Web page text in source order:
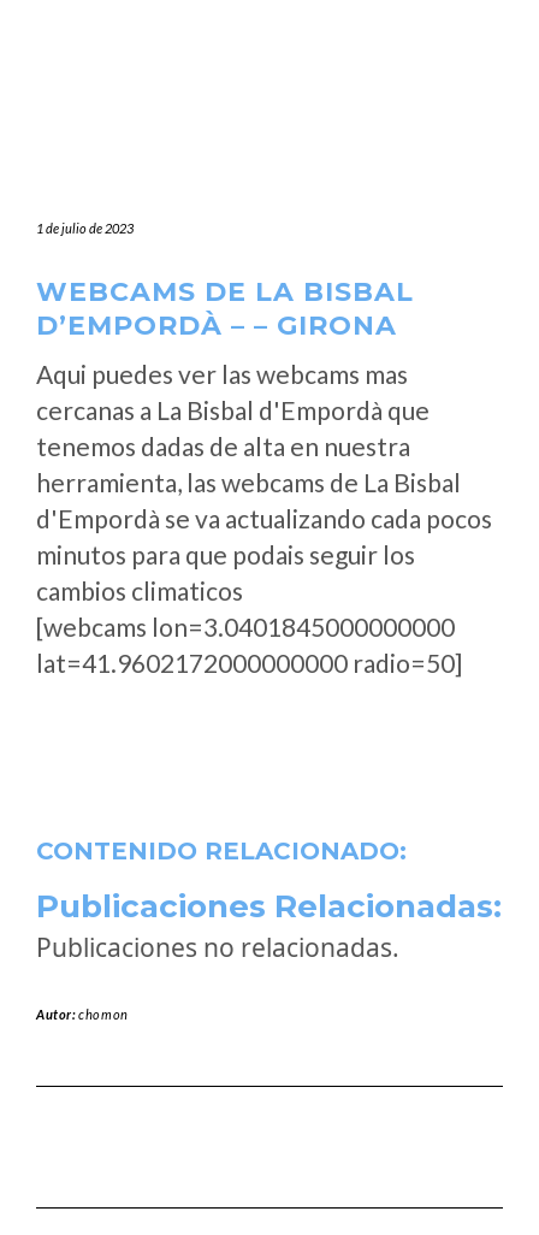
1 de julio de 2023
WEBCAMS DE LA BISBAL
D’EMPORDÀ – – GIRONA
Aqui puedes ver las webcams mas
cercanas a La Bisbal d'Empordà que
tenemos dadas de alta en nuestra
herramienta, las webcams de La Bisbal
d'Empordà se va actualizando cada pocos
minutos para que podais seguir los
cambios climaticos
[webcams lon=3.0401845000000000
lat=41.9602172000000000 radio=50]
CONTENIDO RELACIONADO:
Publicaciones Relacionadas:
Publicaciones no relacionadas.
Autor:chomon